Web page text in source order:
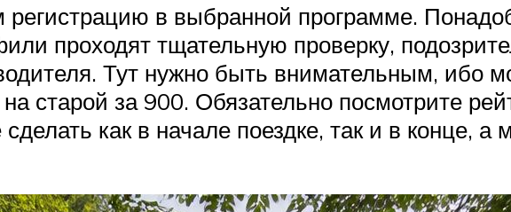
в выбранной программе.
проходят тщательную проверку,
Тут нужно быть внимательным, ибо
старой за 900. Обязательно посмотрите
как в начале поездке, так и в конце, а